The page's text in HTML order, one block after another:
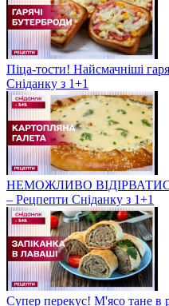
Піца-тости! Найсмачніші
Сніданку з 1+1
НЕМОЖЛИВО ВІДІРВАТИСЯ!
– Рецпепти Сніданку з 1+1
Супер перекус! М'ясо тане в